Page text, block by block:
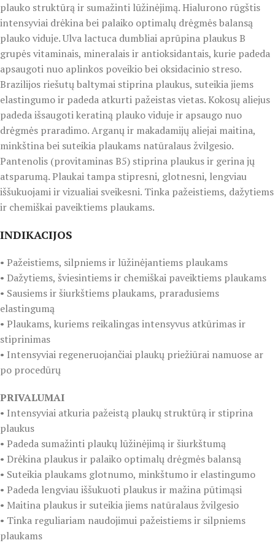
plauko struktūrą ir sumažinti lūžinėjimą. Hialurono rūgštis
intensyviai drėkina bei palaiko optimalų drėgmės balansą
plauko viduje. Ulva lactuca dumbliai aprūpina plaukus B
grupės vitaminais, mineralais ir antioksidantais, kurie padeda
apsaugoti nuo aplinkos poveikio bei oksidacinio streso.
Brazilijos riešutų baltymai stiprina plaukus, suteikia jiems
elastingumo ir padeda atkurti pažeistas vietas. Kokosų aliejus
padeda išsaugoti keratiną plauko viduje ir apsaugo nuo
drėgmės praradimo. Arganų ir makadamijų aliejai maitina,
minkština bei suteikia plaukams natūralaus žvilgesio.
Pantenolis (provitaminas B5) stiprina plaukus ir gerina jų
atsparumą. Plaukai tampa stipresni, glotnesni, lengviau
iššukuojami ir vizualiai sveikesni. Tinka pažeistiems, dažytiems
ir chemiškai paveiktiems plaukams.
INDIKACIJOS
• Pažeistiems, silpniems ir lūžinėjantiems plaukams
• Dažytiems, šviesintiems ir chemiškai paveiktiems plaukams
• Sausiems ir šiurkštiems plaukams, praradusiems
elastingumą
• Plaukams, kuriems reikalingas intensyvus atkūrimas ir
stiprinimas
• Intensyviai regeneruojančiai plaukų priežiūrai namuose ar
po procedūrų
PRIVALUMAI
• Intensyviai atkuria pažeistą plaukų struktūrą ir stiprina
plaukus
• Padeda sumažinti plaukų lūžinėjimą ir šiurkštumą
• Drėkina plaukus ir palaiko optimalų drėgmės balansą
• Suteikia plaukams glotnumo, minkštumo ir elastingumo
• Padeda lengviau iššukuoti plaukus ir mažina pūtimąsi
• Maitina plaukus ir suteikia jiems natūralaus žvilgesio
• Tinka reguliariam naudojimui pažeistiems ir silpniems
plaukams